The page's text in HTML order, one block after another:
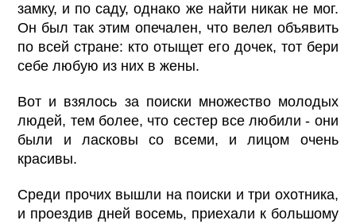
замку, и по саду, однако же найти никак не мог.
Он был так этим опечален, что велел объявить
по всей стране: кто отыщет его дочек, тот бери
себе любую из них в жены.
Вот и взялось за поиски множество молодых
людей, тем более, что сестер все любили - они
были и ласковы со всеми, и лицом очень
красивы.
Среди прочих вышли на поиски и три охотника,
и проездив дней восемь, приехали к большому